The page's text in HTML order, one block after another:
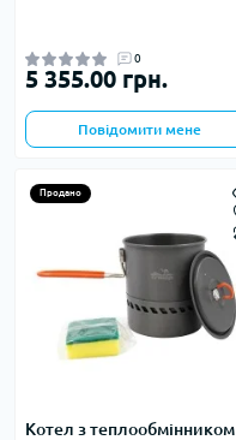
0
5 355.00 грн.
Повідомити мене
Продано
Котел з теплообмінником